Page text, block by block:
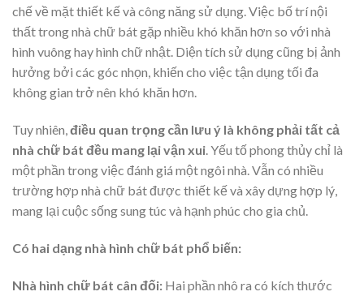
chế về mặt thiết kế và công năng sử dụng. Việc bố trí nội
thất trong nhà chữ bát gặp nhiều khó khăn hơn so với nhà
hình vuông hay hình chữ nhật. Diện tích sử dụng cũng bị ảnh
hưởng bởi các góc nhọn, khiến cho việc tận dụng tối đa
không gian trở nên khó khăn hơn.
Tuy nhiên,điều quan trọng cần lưu ý là không phải tất cả
nhà chữ bát đều mang lại vận xui. Yếu tố phong thủy chỉ là
một phần trong việc đánh giá một ngôi nhà. Vẫn có nhiều
trường hợp nhà chữ bát được thiết kế và xây dựng hợp lý,
mang lại cuộc sống sung túc và hạnh phúc cho gia chủ.
Có hai dạng nhà hình chữ bát phổ biến:
Nhà hình chữ bát cân đối: Hai phần nhô ra có kích thước